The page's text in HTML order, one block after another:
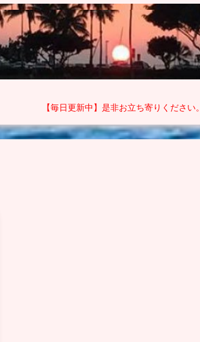
【毎日更新中】是非お立ち寄りください。